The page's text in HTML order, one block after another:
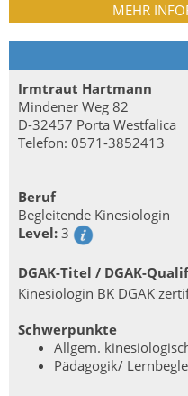
MEHR
Irmtraut Hartmann
Mindener Weg 82
D-32457 Porta Westfalica
Telefon: 0571-3852413
Beruf
Begleitende Kinesiologin
Level: 3
DGAK-Titel / DGAK-
Kinesiologin BK DGAK
Schwerpunkte
Allgem.
Pädagogik/